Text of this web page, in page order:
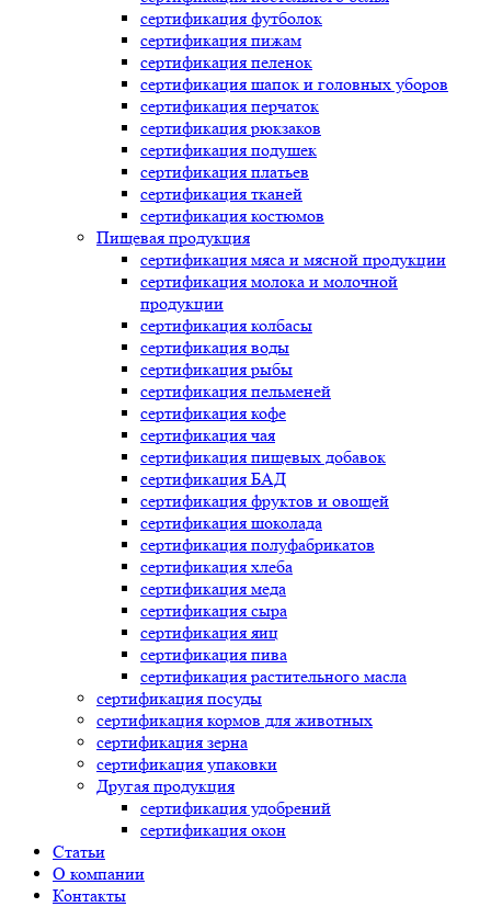
сертификация футболок
сертификация пижам
сертификация пеленок
сертификация шапок и головных уборов
сертификация перчаток
сертификация рюкзаков
сертификация подушек
сертификация платьев
сертификация тканей
сертификация костюмов
Пищевая продукция
сертификация мяса и мясной продукции
сертификация молока и молочной
продукции
сертификация колбасы
сертификация воды
сертификация рыбы
сертификация пельменей
сертификация кофе
сертификация чая
сертификация пищевых добавок
сертификация БАД
сертификация фруктов и овощей
сертификация шоколада
сертификация полуфабрикатов
сертификация хлеба
сертификация меда
сертификация сыра
сертификация яиц
сертификация пива
сертификация растительного масла
сертификация посуды
сертификация кормов для животных
сертификация зерна
сертификация упаковки
Другая продукция
сертификация удобрений
сертификация окон
Статьи
О компании
Контакты